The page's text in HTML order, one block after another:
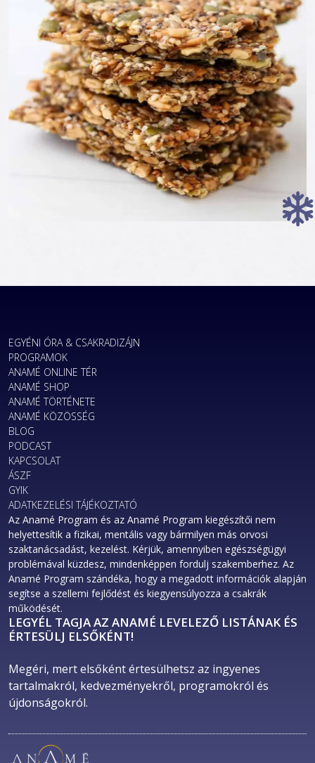
EGYÉNI ÓRA & CSAKRADIZÁJN
PROGRAMOK
ANAMÉ ONLINE TÉR
ANAMÉ SHOP
ANAMÉ TÖRTÉNETE
ANAMÉ KÖZÖSSÉG
BLOG
PODCAST
KAPCSOLAT
ÁSZF
GYIK
ADATKEZELÉSI TÁJÉKOZTATÓ
Az Anamé Program és az Anamé Program kiegészítői nem
helyettesítik a fizikai, mentális vagy bármilyen más orvosi
szaktanácsadást, kezelést. Kérjük, amennyiben egészségügyi
problémával küzdesz, mindenképpen fordulj szakemberhez. Az
Anamé Program szándéka, hogy a megadott információk alapján
segítse a szellemi fejlődést és kiegyensúlyozza a csakrák
működését.
LEGYÉL TAGJA AZ ANAMÉ LEVELEZŐ LISTÁNAK ÉS
ÉRTESÜLJ ELSŐKÉNT!
Megéri, mert elsőként értesülhetsz az ingyenes
tartalmakról, kedvezményekről, programokról és
újdonságokról.